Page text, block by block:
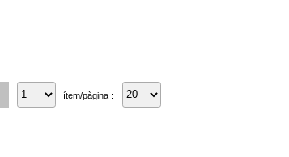
ítem/pàgina :